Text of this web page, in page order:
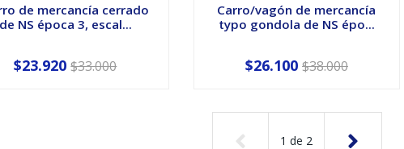
de mercancía cerrado
NS época 3, escal...
$23.920 $33.000
Carro/vagón de mercancía
typo gondola de NS épo...
$26.100 $38.000
1 de 2